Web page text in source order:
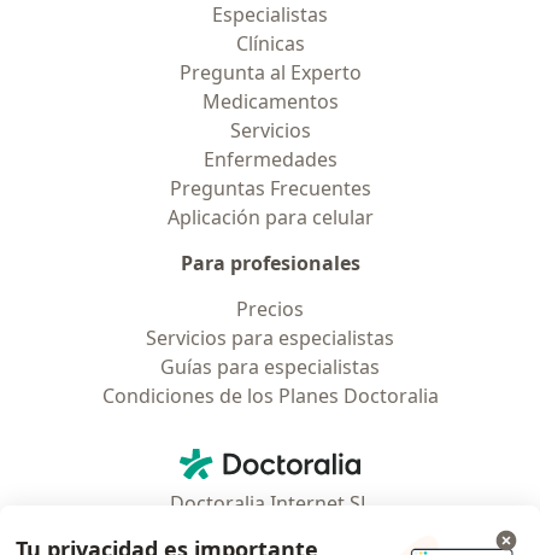
Especialistas
Clínicas
Pregunta al Experto
Medicamentos
Servicios
Enfermedades
Preguntas Frecuentes
Aplicación para celular
Para profesionales
Precios
Servicios para especialistas
Guías para especialistas
Condiciones de los Planes Doctoralia
Doctoralia - Página de inicio
Doctoralia Internet SL
Tu privacidad es importante